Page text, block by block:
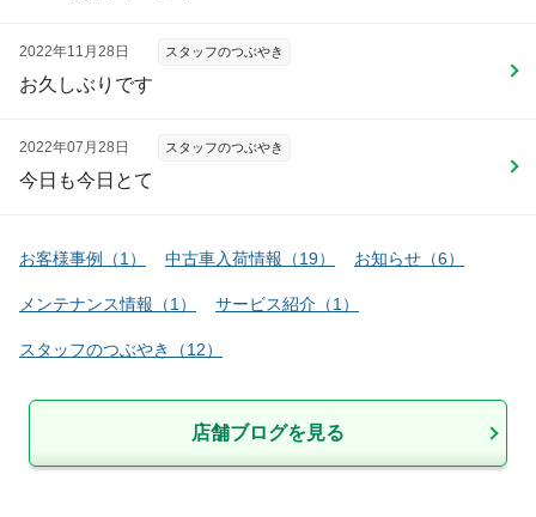
2022年11月28日 スタッフのつぶやき
お久しぶりです
2022年07月28日 スタッフのつぶやき
今日も今日とて
お客様事例 （1 ） 中古車入荷情報 （19） お知らせ （6）
メンテナンス情報 （1 ） サービス紹介 （1 ）
スタッフのつぶやき （12）
店舗ブログを見る